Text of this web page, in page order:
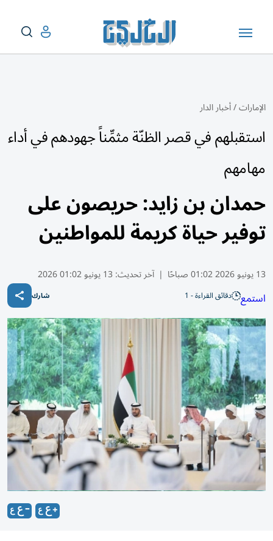
الإمارات/أخبار الدار
استقبلهم في قصر الظنّة مثمِّناً جهودهم في أداء
مهامهم
حمدان بن زايد: حريصون على
توفير حياة كريمة للمواطنين
13 يونيو 2026 01:02 صباحًا | آخر تحديث: 13 يونيو 01:02 2026
استمع دقائق القراءة - 1 شارك